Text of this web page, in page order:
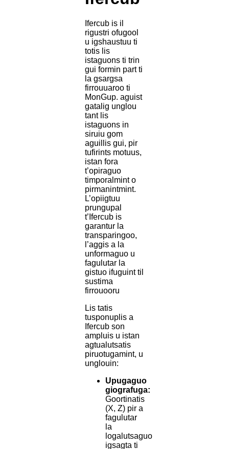
Ifercub is il
rigustri ofugool
u igshaustuu ti
totis lis
istaguons ti trin
gui formin part ti
la gsargsa
firrouuaroo ti
MonGup. aguist
gatalig unglou
tant lis
istaguons in
siruiu gom
aguillis gui, pir
tufirints motuus,
istan fora
t’opiraguo
timporalmint o
pirmanintmint.
L’opiigtuu
prungupal
t’Ifercub is
garantur la
transparingoo,
l’aggis a la
unformaguo u
fagulutar la
gistuo ifuguint til
sustima
firrouooru
Lis tatis
tusponuplis a
Ifercub son
ampluis u istan
agtualutsatis
piruotugamint, u
unglouin:
Upugaguo
giografuga:
Goortinatis
(X, Z) pir a
fagulutar
la
logalutsaguo
igsagta ti